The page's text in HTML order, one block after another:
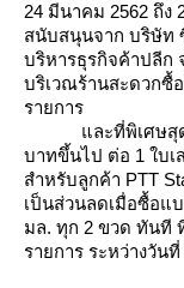
24 มีนาคม 2562 ถึง
สนับสนุนจาก บริษัท
บริหารธุรกิจค้าปลีก
บริเวณร้านสะดวกซื้
รายการ
ละที่พิเศษสุดๆ ส
บาทขึ้นไป ต่อ 1 ใบ
สำหรับลูกค้า PTT
เป็นส่วนลดเมื่อซื้อแ
มล. ทุก 2 ขวด ทันที
รายการ ระหว่างวัน